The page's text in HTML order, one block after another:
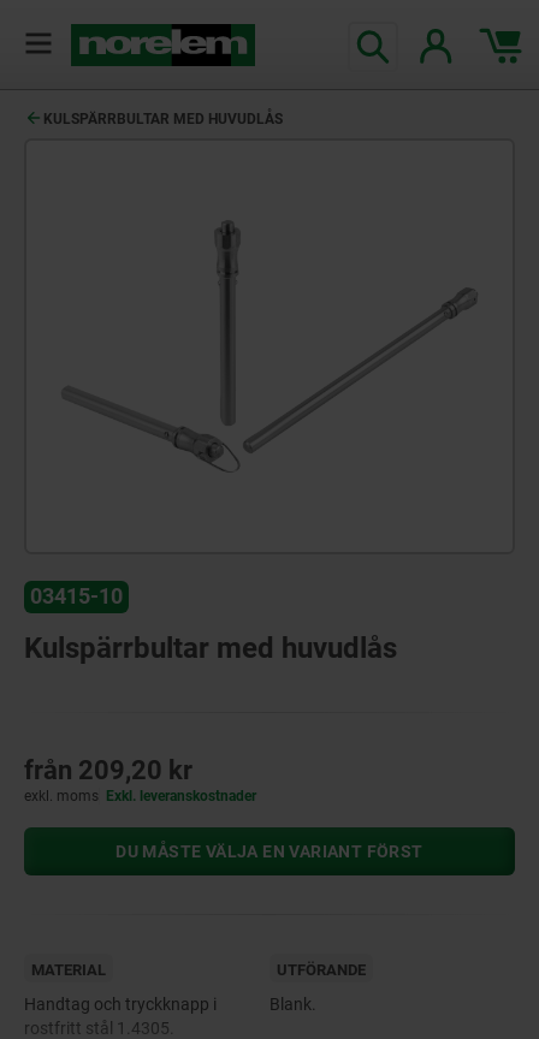
KULSPÄRRBULTAR MED HUVUDLÅS
03415-10
Kulspärrbultar med huvudlås
från 209,20 kr
exkl. moms Exkl. leveranskostnader
DU MÅSTE VÄLJA EN VARIANT FÖRST
MATERIAL
Handtag och tryckknapp i
rostfritt stål 1.4305.
UTFÖRANDE
Blank.